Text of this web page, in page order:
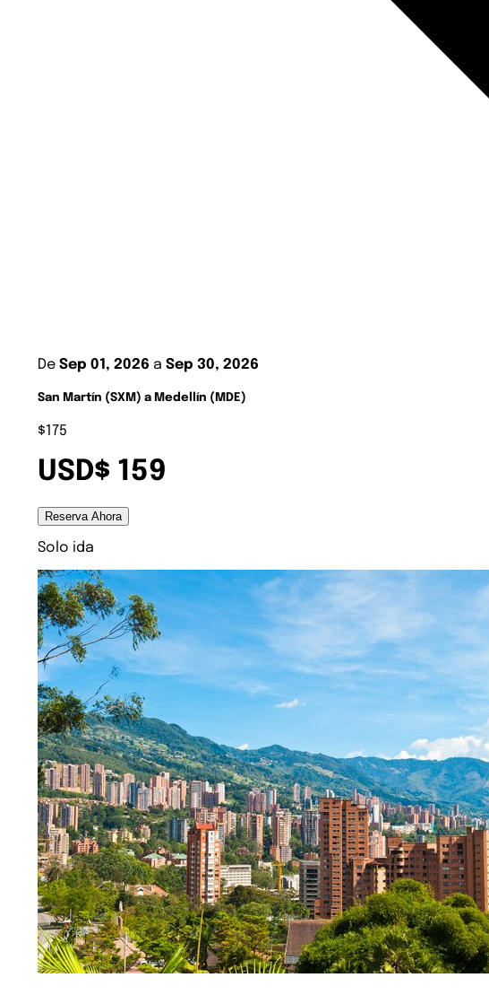
De Sep 01, 2026 a Sep 30, 2026
San Martín (SXM) a Medellín (MDE)
$175
USD$ 159
Reserva Ahora
Solo ida